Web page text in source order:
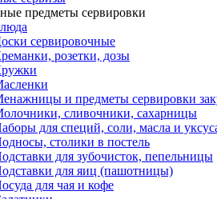
предметы сервировки
сервировочные
розетки, дозы
и предметы сервировки
сливочники, сахарницы
для специй, соли, масла и
столики в постель
для зубочисток, пепельницы
для яиц (пашотницы)
для чая и кофе